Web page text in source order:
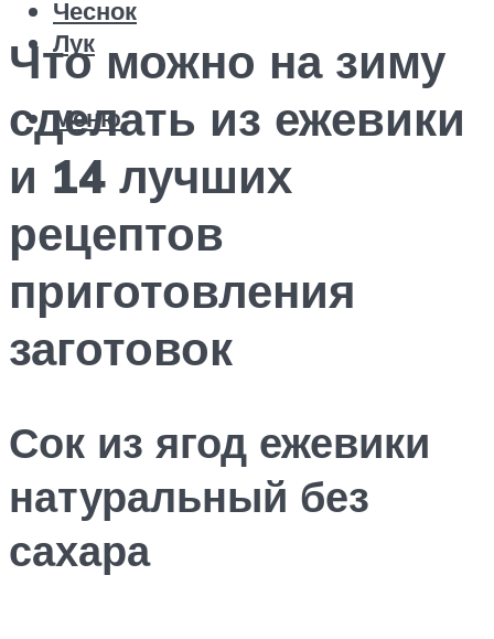
Чеснок
Лук
Меню
Что можно на зиму
сделать из ежевики
и 14 лучших
рецептов
приготовления
заготовок
Сок из ягод ежевики
натуральный без
сахара